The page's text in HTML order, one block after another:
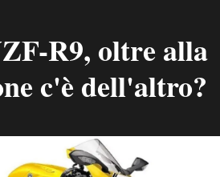
R9, oltre alla
c'è dell'altro?